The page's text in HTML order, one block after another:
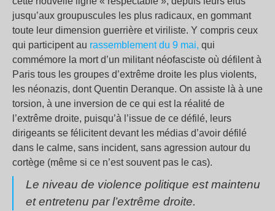
jusqu’aux groupuscules les plus radicaux, en gommant
toute leur dimension guerrière et viriliste. Y compris ceux
qui participent au rassemblement du 9 mai, qui
commémore la mort d’un militant néofasciste où défilent à
Paris tous les groupes d’extrême droite les plus violents,
les néonazis, dont Quentin Deranque. On assiste là à une
torsion, à une inversion de ce qui est la réalité de
l’extrême droite, puisqu’à l’issue de ce défilé, leurs
dirigeants se félicitent devant les médias d’avoir défilé
dans le calme, sans incident, sans agression autour du
cortège (même si ce n’est souvent pas le cas).
Le niveau de violence politique est maintenu
et entretenu par l’extrême droite.